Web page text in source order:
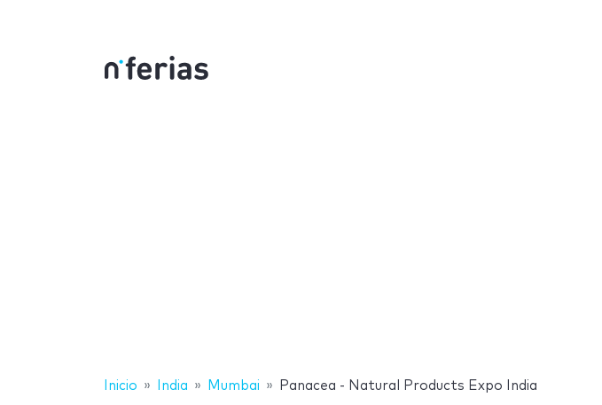
Inicio India Mumbai Panacea - Natural Products Expo India